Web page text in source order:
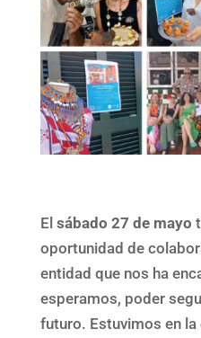
El sábado 27 de mayo
oportunidad de
entidad que nos ha
esperamos, poder
futuro. Estuvimos en